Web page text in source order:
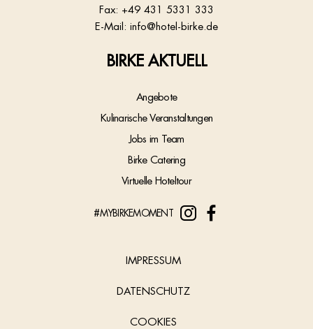
Fax: +49 431 5331 333
E-Mail: info@hotel-birke.de
BIRKE AKTUELL
Angebote
Kulinarische Veranstaltungen
Jobs im Team
Birke Catering
Virtuelle Hoteltour
#MYBIRKEMOMENT
IMPRESSUM
DATENSCHUTZ
COOKIES